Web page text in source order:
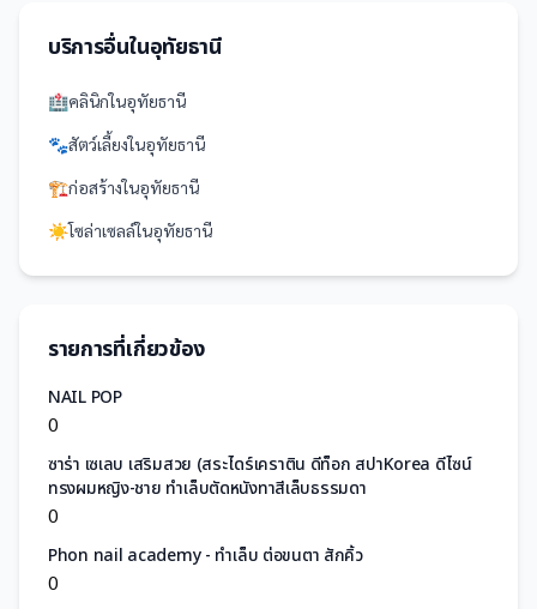
บริการอื่นในอุทัยธานี
🏥คลินิกในอุทัยธานี
🐾สัตว์เลี้ยงในอุทัยธานี
🏗️ก่อสร้างในอุทัยธานี
☀️โซล่าเซลล์ในอุทัยธานี
รายการที่เกี่ยวข้อง
NAIL POP
0
ซาร่า เซเลบ เสริมสวย (สระไดร์เคราติน ดีท็อก สปาKorea ดีไซน์
ทรงผมหญิง-ชาย ทำเล็บตัดหนังทาสีเล็บธรรมดา
0
Phon nail academy - ทำเล็บ ต่อขนตา สักคิ้ว
0